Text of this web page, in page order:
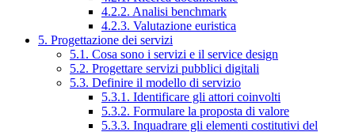
4.2.2. Analisi benchmark
4.2.3. Valutazione euristica
5. Progettazione dei servizi
5.1. Cosa sono i servizi e il service design
5.2. Progettare servizi pubblici digitali
5.3. Definire il modello di servizio
5.3.1. Identificare gli attori coinvolti
5.3.2. Formulare la proposta di valore
5.3.3. Inquadrare gli elementi costitutivi del